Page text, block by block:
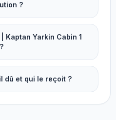
?
Kaptan Yarkin Cabin 1
dû et qui le reçoit ?